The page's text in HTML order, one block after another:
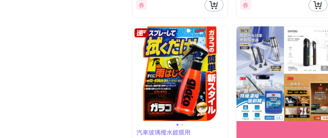
券 券
汽車玻璃撥水鍍膜用